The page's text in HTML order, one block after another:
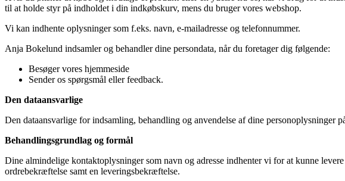
til at holde styr på indholdet i din indkøbskurv, mens du bruger vores webshop.
Vi kan indhente oplysninger som f.eks. navn, e-mailadresse og telefonnummer.
Anja Bokelund indsamler og behandler dine persondata, når du foretager dig følgende:
Besøger vores hjemmeside
Sender os spørgsmål eller feedback.
Den dataansvarlige
Den dataansvarlige for indsamling, behandling og anvendelse af dine
Behandlingsgrundlag og formål
Dine almindelige kontaktoplysninger som navn og adresse indhenter vi for at kunne
ordrebekræftelse samt en leveringsbekræftelse.